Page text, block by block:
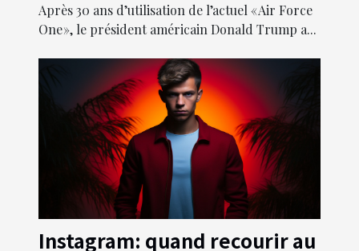
Après 30 ans d’utilisation de l’actuel « Air Force
One », le président américain Donald Trump a...
Instagram: quand recourir au